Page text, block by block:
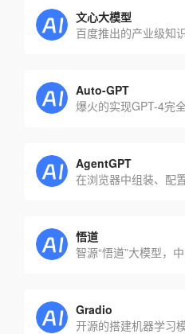
文心大模型
百度推出的产业级知
Auto-GPT
AgentGPT
悟道
Gradio
开源的搭建机器学习